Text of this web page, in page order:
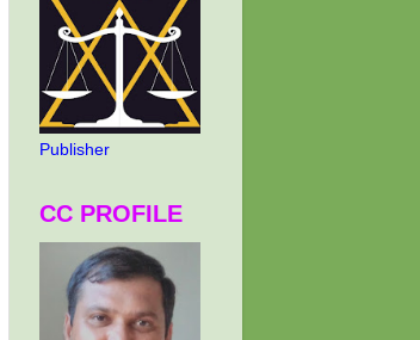
Publisher
CC PROFILE